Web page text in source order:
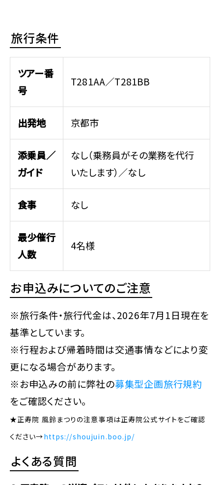
旅行条件
ツアー番
号
T281AA／T281BB
出発地 京都市
添乗員／
ガイド
なし（乗務員がその業務を代行
いたします）／なし
食事 なし
最少催行
人数
4名様
お申込みについてのご注意
※旅行条件・旅行代金は、2026年7月1日現在を
基準としています。
※行程および帰着時間は交通事情などにより変
更になる場合があります。
※お申込みの前に弊社の募集型企画旅行規約
をご確認ください。
★正寿院 風鈴まつりの注意事項は正寿院公式サイトをご確認
ください→https://shoujuin.boo.jp/
よくある質問